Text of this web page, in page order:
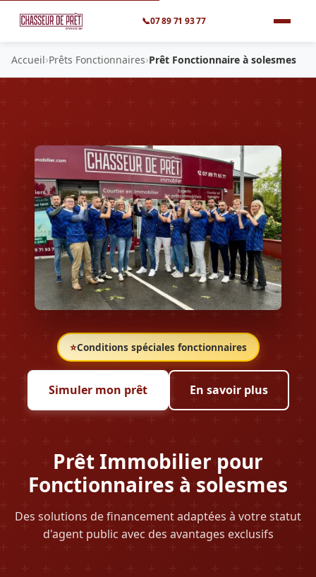
📞07 89 71 93 77
Accueil›Prêts Fonctionnaires›Prêt Fonctionnaire à solesmes
⭐Conditions spéciales fonctionnaires
Prêt Immobilier pour
Fonctionnaires à solesmes
Des solutions de financement adaptées à votre statut
d'agent public avec des avantages exclusifs
Simuler mon prêt En savoir plus